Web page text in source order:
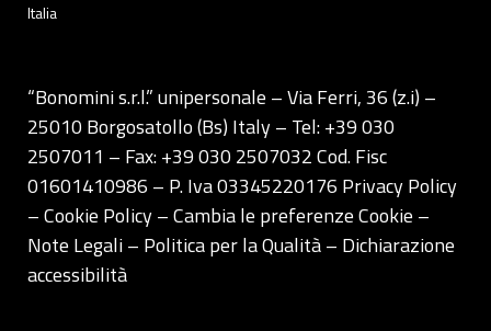
Italia
“Bonomini s.r.l.” unipersonale – Via Ferri, 36 (z.i) –
25010 Borgosatollo (Bs) Italy – Tel: +39 030
2507011 – Fax: +39 030 2507032 Cod. Fisc
01601410986 – P. Iva 03345220176 Privacy Policy
– Cookie Policy –Cambia le preferenze Cookie –
Note Legali– Politica per la Qualità– Dichiarazione
accessibilità